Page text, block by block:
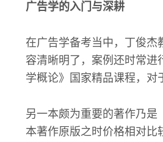
广告学的入门与深耕
在广告学备考当中，丁俊杰
容清晰明了，案例还时常进
学概论》国家精品课程，对
另一本颇为重要的著作乃是
本著作原版之时价格相对